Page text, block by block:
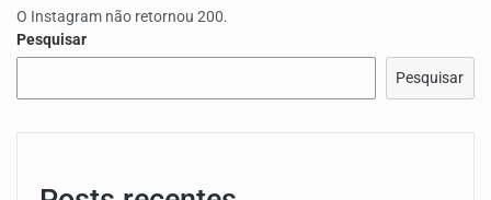
O Instagram não retornou 200.
Pesquisar
Pesquisar